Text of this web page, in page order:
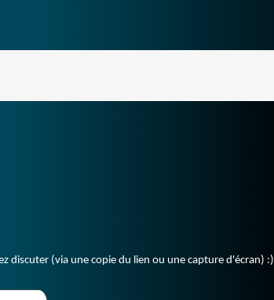
discuter (via une copie du lien ou une capture d'écran) :)